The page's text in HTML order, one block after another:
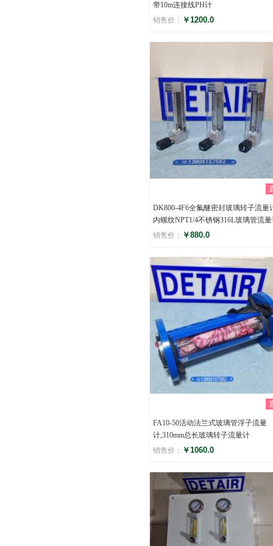
带10m连接线PH计
销售价： ￥1200.0
评分
DK800-4F6全氟醚密封玻璃转子流量
内螺纹NPT1/4不锈钢316L玻璃管流
销售价： ￥880.0
评分
()
FA10-50活动法兰式玻璃管浮子流量
计,310mm总长玻璃转子流量计
销售价： ￥1060.0
评分
()